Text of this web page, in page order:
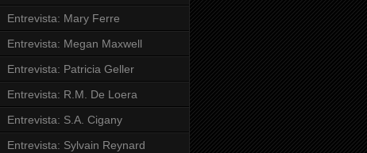
Entrevista: Mary Ferre
Entrevista: Megan Maxwell
Entrevista: Patricia Geller
Entrevista: R.M. De Loera
Entrevista: S.A. Cigany
Entrevista: Sylvain Reynard